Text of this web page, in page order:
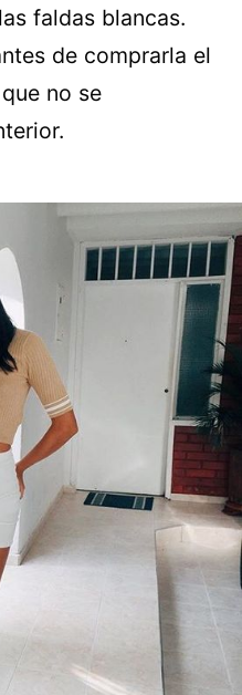
faldas blancas.
de comprarla el
no se